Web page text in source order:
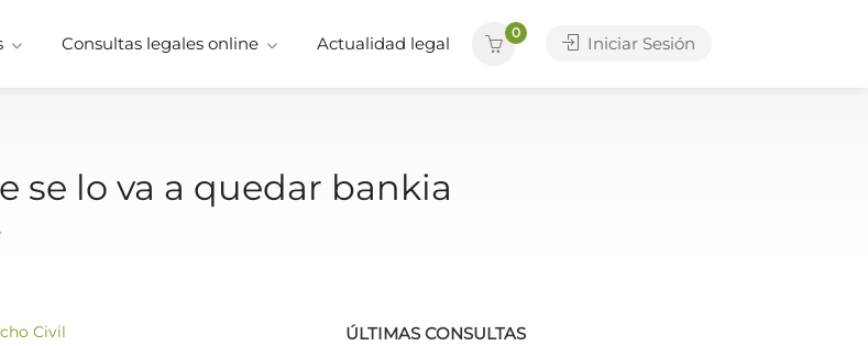
Consultas legales online Actualidad legal
0
Iniciar Sesión
se lo va a quedar bankia
Civil ÚLTIMAS CONSULTAS